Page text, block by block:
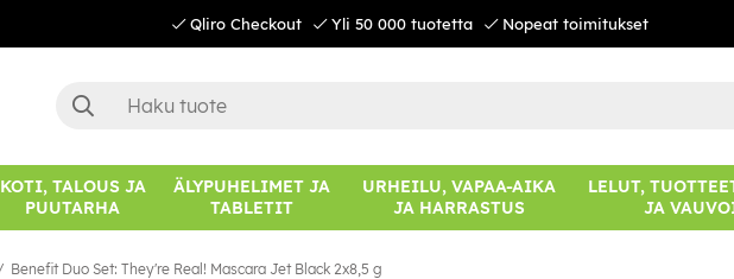
Qliro Checkout Yli 50 000 tuotetta Nopeat toimitukset
KOTI, TALOUS JA
PUUTARHA
ÄLYPUHELIMET JA
TABLETIT
URHEILU, VAPAA-AIKA
JA HARRASTUS
LELUT,
JA
Benefit Duo Set: They're Real! Mascara Jet Black 2x8,5 g